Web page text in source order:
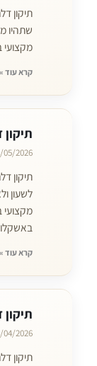
תיקון
שתהיו
מקצועי
קרא עוד »
05/2026
תיקון
לשעון
מקצועי
קרא עוד »
04/2026
תיקון